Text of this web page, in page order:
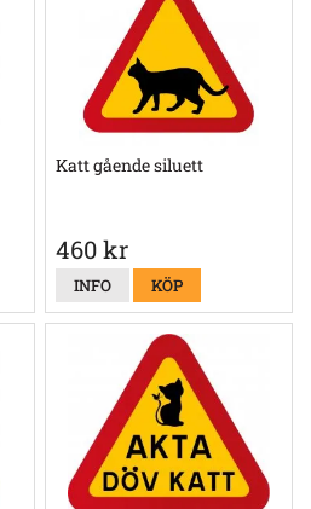
Katt gående siluett
460 kr
INFO KÖP